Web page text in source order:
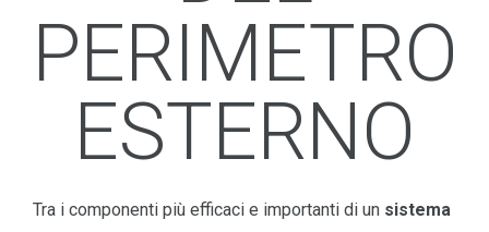
PERIMETRO
ESTERNO
Tra i componenti più efficaci e importanti di un sistema